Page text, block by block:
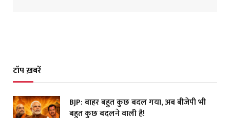
टॉप ख़बरें
BJP: बाहर बहुत कुछ बदल गया, अब बीजेपी भी
बहुत कुछ बदलने वाली है!